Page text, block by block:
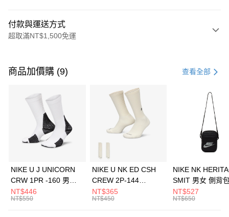
付款與運送方式
超取滿NT$1,500免運
信用卡一次付款
3 期 0 利率 每期 21家銀行
合作金庫商業銀行
第一商業銀行
華南商業銀行
彰化商業銀行
上海商業儲蓄銀行
元大商業銀行
Apple Pay
全盈+PAY
AFTEE先享後付
商品加價購 (9) 查看全部
NIKE U J UNICORN
CRW 1PR -160 男女
中統襪 FZ3393100
NT$446
NT$550
NIKE U NK ED CSH
CREW 2P-144
EMBRDY 男女 短統襪
FZ3073133
NT$365
NT$450
NIKE NK
SMIT 男女 側背
BA5871010
NT$527
NT$650